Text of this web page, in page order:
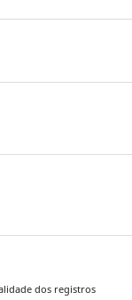
dos registros